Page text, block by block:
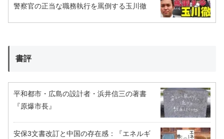
警察官の正当な職務執行を罵倒する玉川徹
書評
平和都市・広島の設計者・浜井信三の著書
『原爆市長』
安保3文書改訂と中国の存在感：『エネルギ